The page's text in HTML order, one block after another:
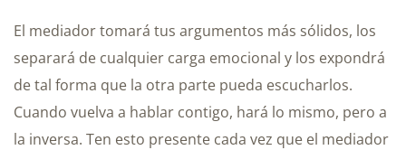
El mediador tomará tus argumentos más sólidos, los
separará de cualquier carga emocional y los expondrá
de tal forma que la otra parte pueda escucharlos.
Cuando vuelva a hablar contigo, hará lo mismo, pero a
la inversa. Ten esto presente cada vez que el mediador